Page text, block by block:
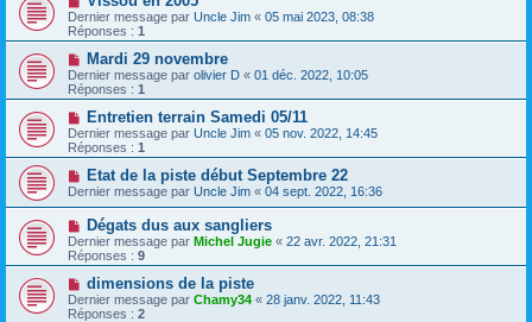
Dernier message par Uncle Jim « 05 mai 2023, 08:38
Réponses : 1
Mardi 29 novembre
Dernier message par olivier D « 01 déc. 2022, 10:05
Réponses : 1
Entretien terrain Samedi 05/11
Dernier message par Uncle Jim « 05 nov. 2022, 14:45
Réponses : 1
Etat de la piste début Septembre 22
Dernier message par Uncle Jim « 04 sept. 2022, 16:36
Dégats dus aux sangliers
Dernier message par Michel Jugie « 22 avr. 2022, 21:31
Réponses : 9
dimensions de la piste
Dernier message par Chamy34 « 28 janv. 2022, 11:43
Réponses : 2